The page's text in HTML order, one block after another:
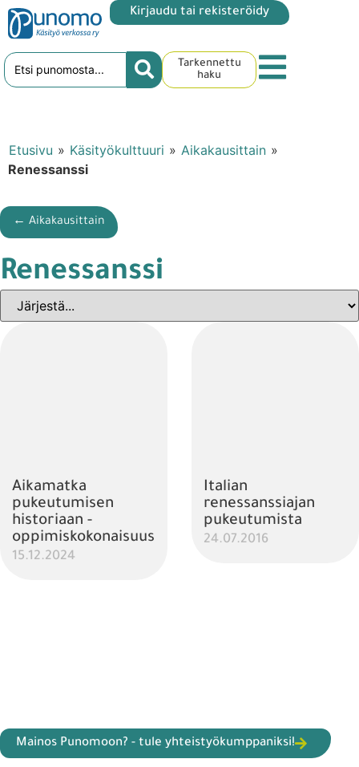
Kirjaudu tai rekisteröidy
Tarkennettu
haku
Etusivu » Käsityökulttuuri » Aikakausittain »
Renessanssi
← Aikakausittain
Renessanssi
Aikamatka
pukeutumisen
historiaan -
oppimiskokonaisuus
15.12.2024
Italian
renessanssiajan
pukeutumista
24.07.2016
Mainos Punomoon? - tule yhteistyökumppaniksi!